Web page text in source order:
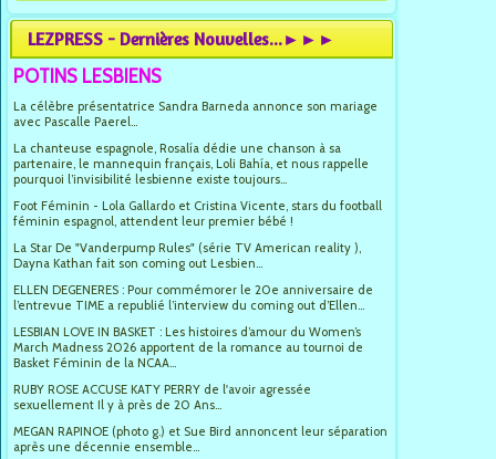
LEZPRESS - Dernières Nouvelles...►►►
POTINS LESBIENS
La célèbre présentatrice Sandra Barneda annonce son mariage
avec Pascalle Paerel...
La chanteuse espagnole, Rosalía dédie une chanson à sa
partenaire, le mannequin français, Loli Bahía, et nous rappelle
pourquoi l’invisibilité lesbienne existe toujours...
Foot Féminin - Lola Gallardo et Cristina Vicente, stars du football
féminin espagnol, attendent leur premier bébé !
La Star De "Vanderpump Rules" (série TV American reality ),
Dayna Kathan fait son coming out Lesbien...
ELLEN DEGENERES : Pour commémorer le 20e anniversaire de
l’entrevue TIME a republié l’interview du coming out d’Ellen...
LESBIAN LOVE IN BASKET : Les histoires d’amour du Women’s
March Madness 2026 apportent de la romance au tournoi de
Basket Féminin de la NCAA...
RUBY ROSE ACCUSE KATY PERRY de l'avoir agressée
sexuellement Il y à près de 20 Ans...
MEGAN RAPINOE (photo g.) et Sue Bird annoncent leur séparation
après une décennie ensemble...